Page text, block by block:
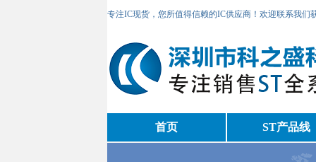
专注IC现货，您所值得信赖的IC供应商！欢迎联系我们
首页 ST产品线